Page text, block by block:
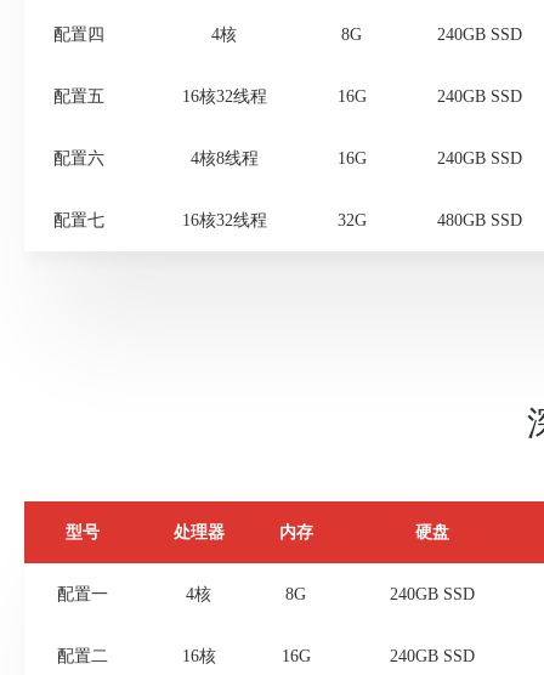
属
香港自营机房， T3+标准，接入 CN2、CTGNet、HGC、
HE、HKIX 构建全域高速网络，免费组内网，7*24H 金牌技
分钟级交付
配置四 4核 8G 240GB SSD
配置五 16核32线程 16G 240GB SSD
配置六 4核8线程 16G 240GB SSD
配置七 16核32线程 32G 480GB SSD
型号 处理器 内存 硬盘
配置一 4核 8G 240GB SSD
配置二 16核 16G 240GB SSD